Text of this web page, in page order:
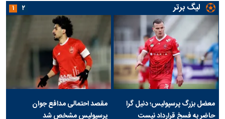
لیگ برتر
معضل بزرگ پرسپولیس؛ دنیل گرا
حاضر به فسخ قرارداد نیست
مقصد احتمالی مدافع جوان
پرسپولیس مشخص شد
۱ ۲